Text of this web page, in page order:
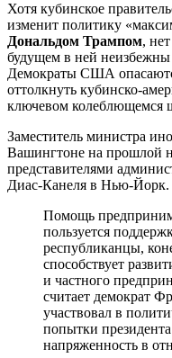
Хотя кубинское
изменит политику
Дональдом Трампом,
будущем в ней
Демократы США
оттолкнуть кубинско-
ключевом колеблющемся
Заместитель министра
Вашингтоне на прошлой
представителями
Диас-Канеля в Нью-Йорк.
Помощь
пользуется
республиканцы,
способствует
и частного
считает демократ
участвовал в
попытки президента
напряженность в